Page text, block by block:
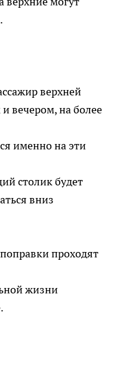
верхней
вечером, на более
именно на эти
столик будет
вниз
проходят
жизни